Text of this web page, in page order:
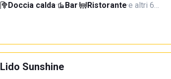
Doccia calda· Bar· Ristorante·e altri 6…
Lido Sunshine